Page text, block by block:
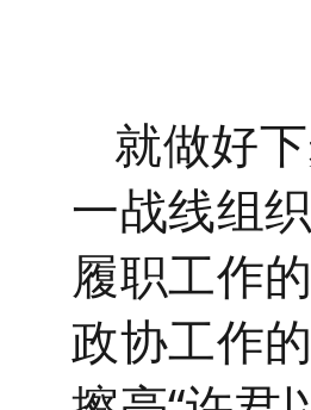
就做好
一战线组织
履职工作
政协工作